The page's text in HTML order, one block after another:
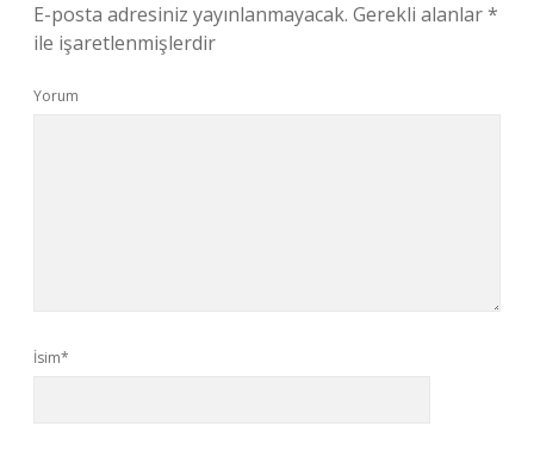
E-posta adresiniz yayınlanmayacak. Gerekli alanlar*
ile işaretlenmişlerdir
Yorum
İsim*